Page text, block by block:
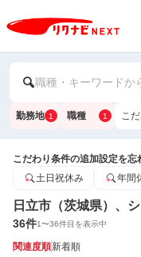
職種・キーワードか
勤務地 1 職種 1 こ
こだわり条件の追加設定を忘
土日祝休み
年間
日立市（茨城県）、
36件1〜36件目を表示中
関連度順新着順